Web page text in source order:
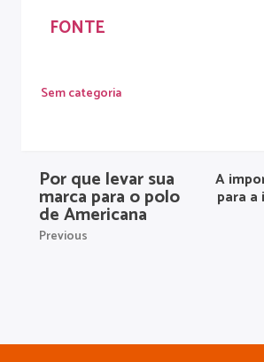
FONTE
Sem categoria
Por que levar sua
marca para o polo
de Americana
Previous
A
para